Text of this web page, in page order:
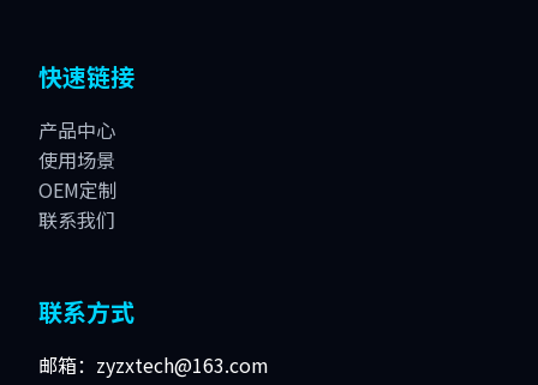
快速链接
产品中心
使用场景
OEM定制
联系我们
联系方式
邮箱：zyzxtech@163.com